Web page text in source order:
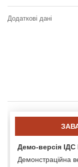
Додаткові дані
Демо-версія
Демонстраційна